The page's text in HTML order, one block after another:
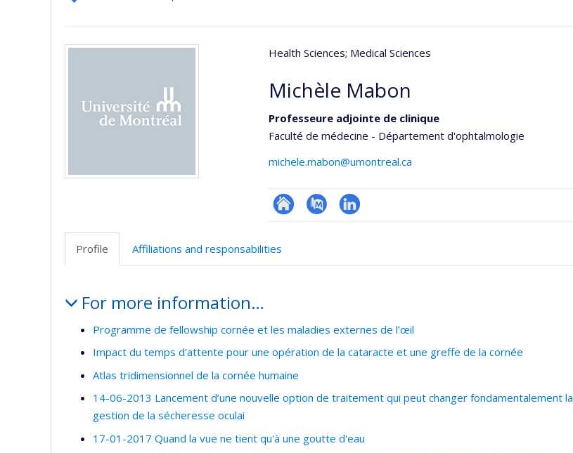
Health Sciences; Medical Sciences
Michèle Mabon
Professeure adjointe de clinique
Faculté de médecine - Département d'ophtalmologie
michele.mabon@umontreal.ca
ResearchGate
PubMedLinkedIn
Profile
Affiliations and responsabilities
For more information…
Programme de fellowship cornée et les maladies externes de l’œil
Impact du temps d’attente pour une opération de la cataracte et une greffe de la cornée
Atlas tridimensionnel de la cornée humaine
14-06-2013 Lancement d’une nouvelle option de traitement qui peut changer fondamentalement la
gestion de la sécheresse oculai
17-01-2017 Quand la vue ne tient qu'à une goutte d'eau